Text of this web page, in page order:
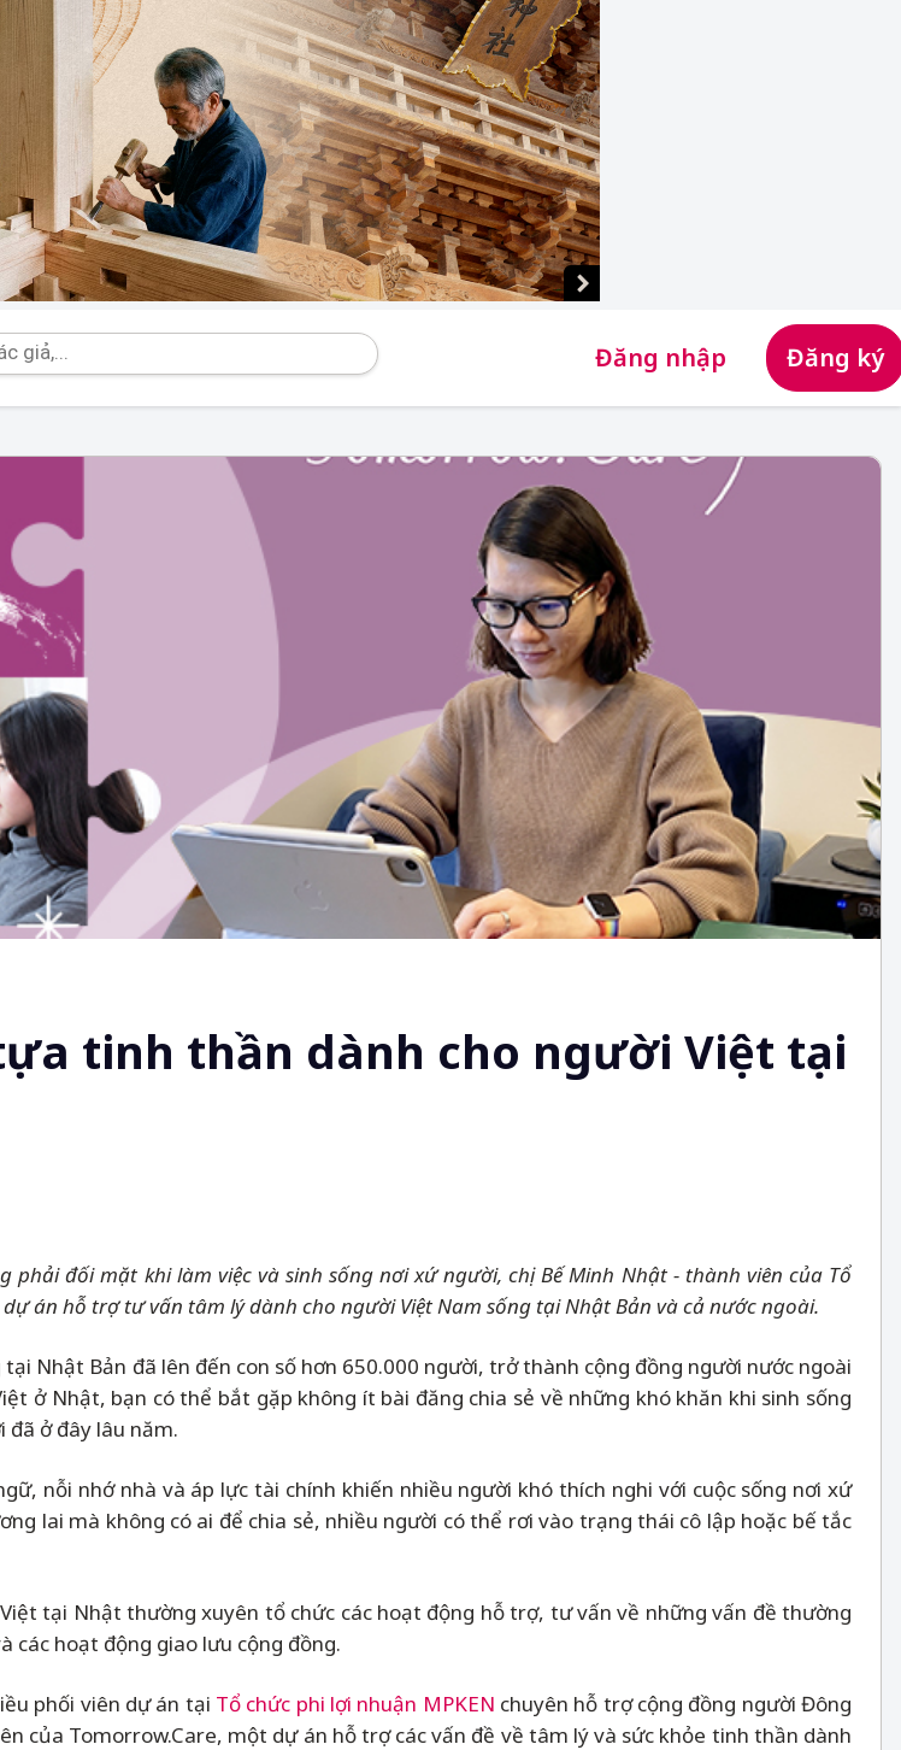
Đăng nhập Đăng ký
tinh thần dành cho người Việt tại
đối mặt khi làm việc và sinh sống nơi xứ người, chị Bế Minh Nhật - thành viên của Tổ
án hỗ trợ tư vấn tâm lý dành cho người Việt Nam sống tại Nhật Bản và cả nước ngoài.
Nhật Bản đã lên đến con số hơn 650.000 người, trở thành cộng đồng người nước ngoài
ở Nhật, bạn có thể bắt gặp không ít bài đăng chia sẻ về những khó khăn khi sinh sống
ở đây lâu năm.
nỗi nhớ nhà và áp lực tài chính khiến nhiều người khó thích nghi với cuộc sống nơi xứ
lai mà không có ai để chia sẻ, nhiều người có thể rơi vào trạng thái cô lập hoặc bế tắc
tại Nhật thường xuyên tổ chức các hoạt động hỗ trợ, tư vấn về những vấn đề thường
các hoạt động giao lưu cộng đồng.
phối viên dự án tại Tổ chức phi lợi nhuận MPKEN chuyên hỗ trợ cộng đồng người Đông
của Tomorrow.Care, một dự án hỗ trợ các vấn đề về tâm lý và sức khỏe tinh thần dành